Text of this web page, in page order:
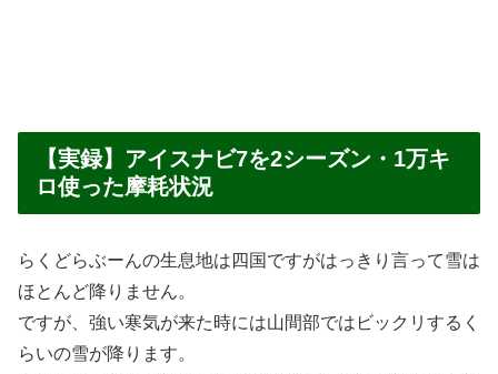
【実録】アイスナビ7を2シーズン・1万キ
ロ使った摩耗状況
らくどらぶーんの生息地は四国ですがはっきり言って雪は
ほとんど降りません。
ですが、強い寒気が来た時には山間部ではビックリするく
らいの雪が降ります。